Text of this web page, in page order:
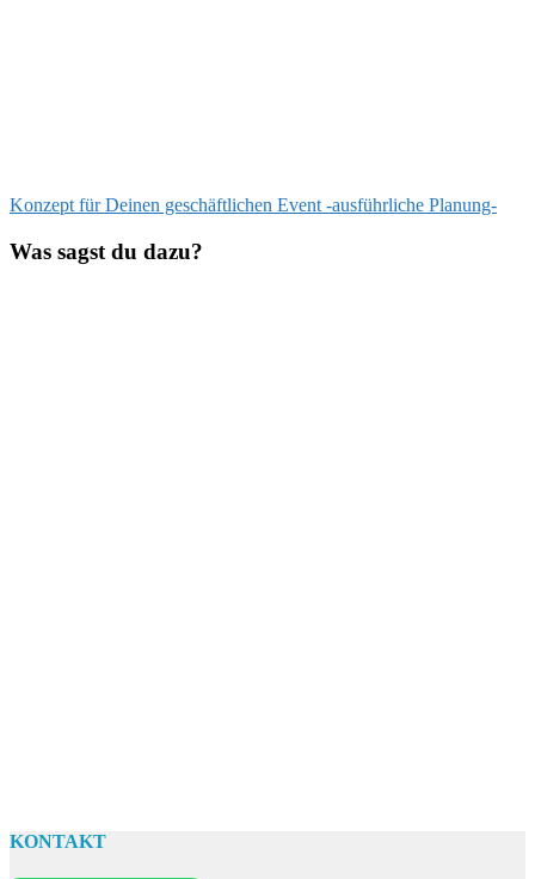
Beitragsnavigation
Vorheriger
Konzept für Deinen geschäftlichen Event -ausführliche Planung-
Was sagst du dazu?
KONTAKT